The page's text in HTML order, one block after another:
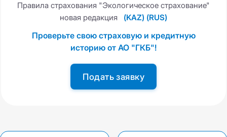
Правила страхования "Экологическое страхование"
новая редакция
(KAZ) (RUS)
Проверьте свою страховую и кредитную
историю от АО "ГКБ"!
Подать заявку